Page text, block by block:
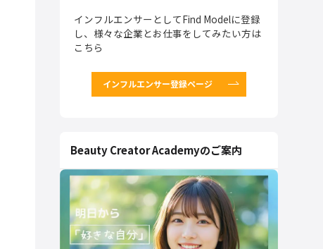
インフルエンサーとしてFind Modelに登録
し、様々な企業とお仕事をしてみたい方は
こちら
インフルエンサー登録ページ
Beauty Creator Academyのご案内